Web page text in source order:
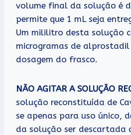
volume final da solução é
permite que 1 mL seja
Um mililitro desta solução
microgramas de
dosagem do frasco.
NÃO AGITAR A SOLUÇÃO
solução reconstituída de
se apenas para uso único,
da solução ser descartada